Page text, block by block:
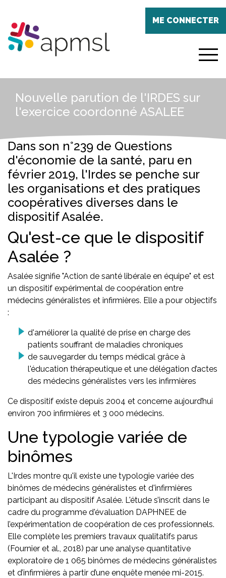
contenu
principal
ME CONNECTER
menu
Nouvelle parution de l'IRDES sur
l'exercice coordonné ASALEE
Dans son n°239 de Questions
d'économie de la santé, paru en
février 2019, l'Irdes se penche sur
les organisations et des pratiques
coopératives diverses dans le
dispositif Asalée.
Qu'est-ce que le dispositif
Asalée ?
Asalée signifie "Action de santé libérale en équipe" et est
un dispositif expérimental de coopération entre
médecins généralistes et infirmières. Elle a pour objectifs
:
d'améliorer la qualité de prise en charge des
patients souffrant de maladies chroniques
de sauvegarder du temps médical grâce à
l'éducation thérapeutique et une délégation d’actes
des médecins généralistes vers les infirmières
Ce dispositif existe depuis 2004 et concerne aujourd’hui
environ 700 infirmières et 3 000 médecins.
Une typologie variée de
binômes
L'Irdes montre qu'il existe une typologie variée des
binômes de médecins généralistes et d'infirmières
participant au dispositif Asalée. L'étude s’inscrit dans le
cadre du programme d'évaluation DAPHNEE de
l’expérimentation de coopération de ces professionnels.
Elle complète les premiers travaux qualitatifs parus
(Fournier et al., 2018) par une analyse quantitative
exploratoire de 1 065 binômes de médecins généralistes
et d’infirmières à partir d’une enquête menée mi-2015.